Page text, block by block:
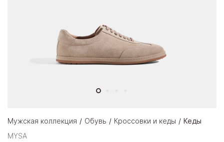
Мужская коллекция Обувь Кроссовки и кеды
Кеды
MYSA